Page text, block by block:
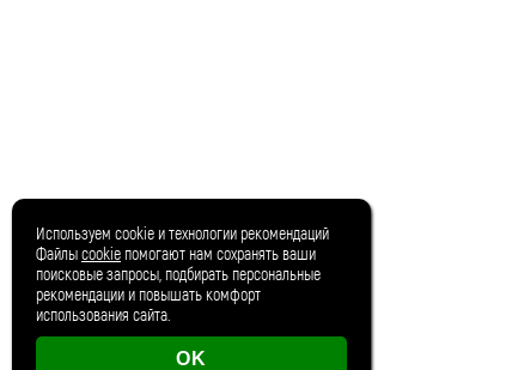
Используем cookie и технологии рекомендаций
Файлыcookie помогают нам сохранять ваши
поисковые запросы, подбирать персональные
рекомендации и повышать комфорт
использования сайта.
OK